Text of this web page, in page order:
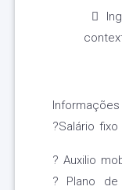
?Salário fixo
? Auxilio
? Plano